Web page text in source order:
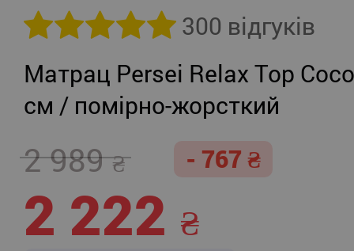
300 відгуків
Матрац Persei Relax Top
см / помірно-жорсткий
2 989 - 767
2 222